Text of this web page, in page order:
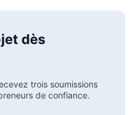
dès
trois soumissions
de confiance.